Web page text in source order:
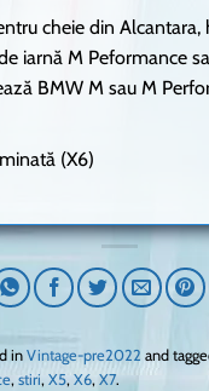
cheie din Alcantara,
iarnă M Peformance
BMW M sau M
(X6)
in Vintage-pre2022 and
, stiri, X5, X6, X7.